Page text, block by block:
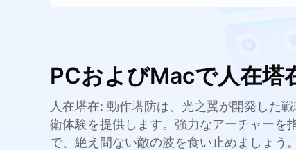
PCおよびMacで人在塔
人在塔在: 動作塔防は、光之翼が開発した
衛体験を提供します。強力なアーチャーを
で、絶え間ない敵の波を食い止めましょう